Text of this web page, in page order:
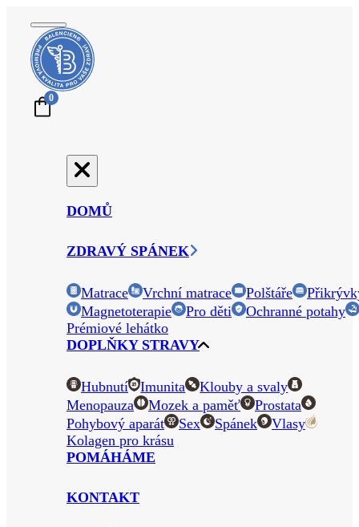
0
DOMŮ
ZDRAVÝ SPÁNEK
Matrace Vrchní matrace Polštáře
Magnetoterapie
Pro děti
Ochranné potahy
Prémiové lehátko
DOPLŇKY STRAVY
Hubnutí Imunita
Klouby a svaly
Menopauza
Mozek a paměť
Prostata
Pohybový aparát
Sex Spánek
Vlasy
Kolagen pro krásu
POMÁHÁME
KONTAKT